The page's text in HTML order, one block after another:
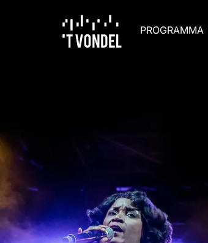
PROGRAMMA